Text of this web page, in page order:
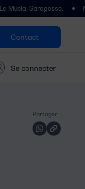
Contact
Se connecter
Nous avons
Partager: